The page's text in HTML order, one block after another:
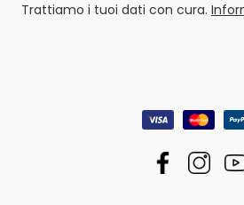
Trattiamo i tuoi dati con cura.